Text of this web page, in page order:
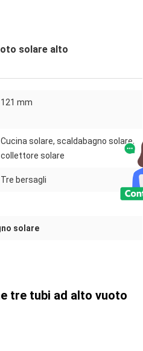
solare alto
121 mm
Cucina solare, scaldabagno solare,
collettore solare
Tre bersagli
solare
tre tubi ad alto vuoto